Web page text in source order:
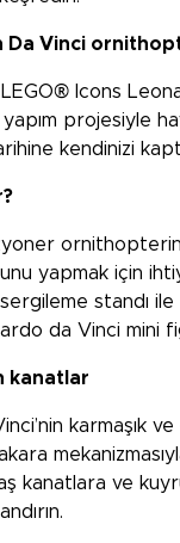
Da Vinci
Icons
projesiyle
kendinizi
yapmak için
standı
da Vinci mini
kanatlar
karmaşık
kanatlara ve